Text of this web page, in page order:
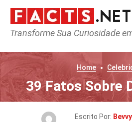
Transforme Sua Curiosidade
Home
39 Fatos Sobre
Escrito Por: